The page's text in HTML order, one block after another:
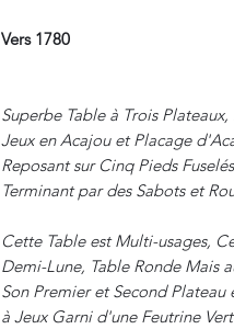
Vers 1780
Superbe Table à Trois
Jeux en Acajou et Placage
Reposant sur Cinq Pieds
Terminant par des Sabots et
Cette Table est Multi-usages,
Demi-Lune, Table Ronde Mais
Son Premier et Second
à Jeux Garni d'une Feutrine